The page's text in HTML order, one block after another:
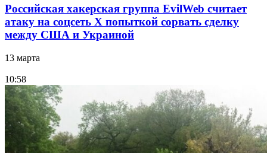
Российская хакерская группа EvilWeb считает
атаку на соцсеть Х попыткой сорвать сделку
между США и Украиной
13 марта
10:58